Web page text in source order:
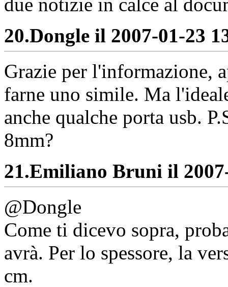
20.Dongle il 2007-01-23
Grazie per l'informazione,
farne uno simile. Ma
anche qualche porta usb.
8mm?
21.Emiliano Bruni il
@Dongle
Come ti dicevo sopra,
avrà. Per lo spessore, la
cm.